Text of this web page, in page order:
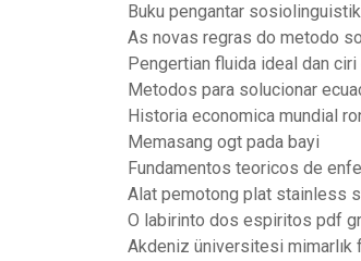
Buku pengantar
As novas regras do metodo
Pengertian fluida ideal dan ciri
Metodos para solucionar
Historia economica mundial
Memasang ogt pada bayi
Fundamentos teoricos de
Alat pemotong plat stainless
O labirinto dos espiritos pdf
Akdeniz üniversitesi